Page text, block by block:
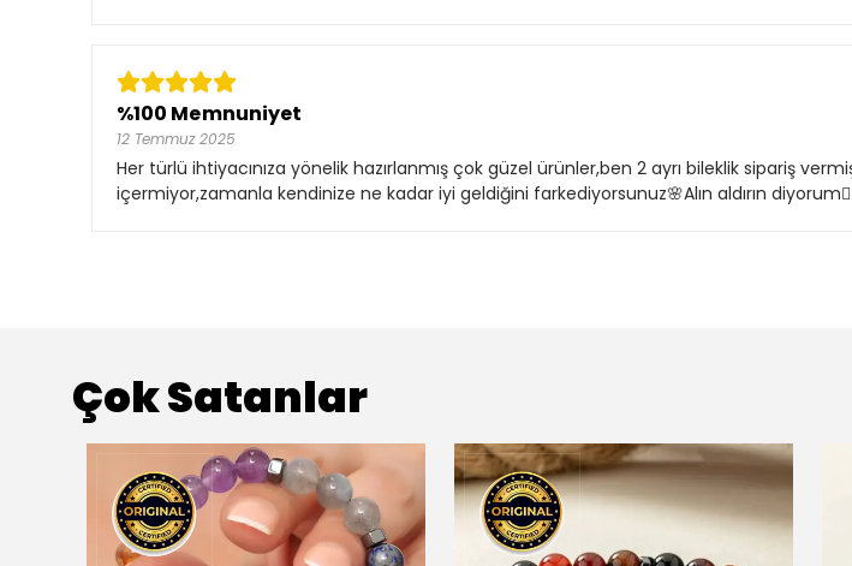
%100 Memnuniyet
12 Temmuz 2025
Her türlü ihtiyacınıza yönelik hazırlanmış çok güzel ürünler,ben 2 ayrı bileklik sipariş
içermiyor,zamanla kendinize ne kadar iyi geldiğini farkediyorsunuz🌸Alın aldırın
Çok Satanlar